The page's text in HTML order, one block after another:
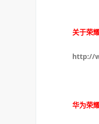
关于荣耀6
http://
华为荣耀